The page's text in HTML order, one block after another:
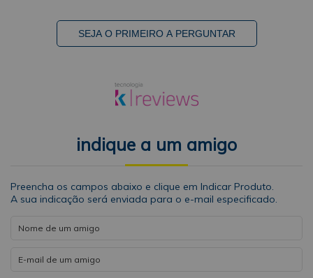
SEJA O PRIMEIRO A PERGUNTAR
indique a um amigo
Preencha os campos abaixo e clique em Indicar Produto.
A sua indicação será enviada para o e-mail especificado.